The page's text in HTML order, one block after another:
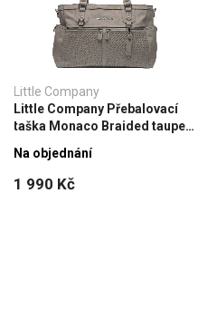
Little Company
Little Company Přebalovací
taška Monaco Braided taupe
1 990 Kč
Na objednání